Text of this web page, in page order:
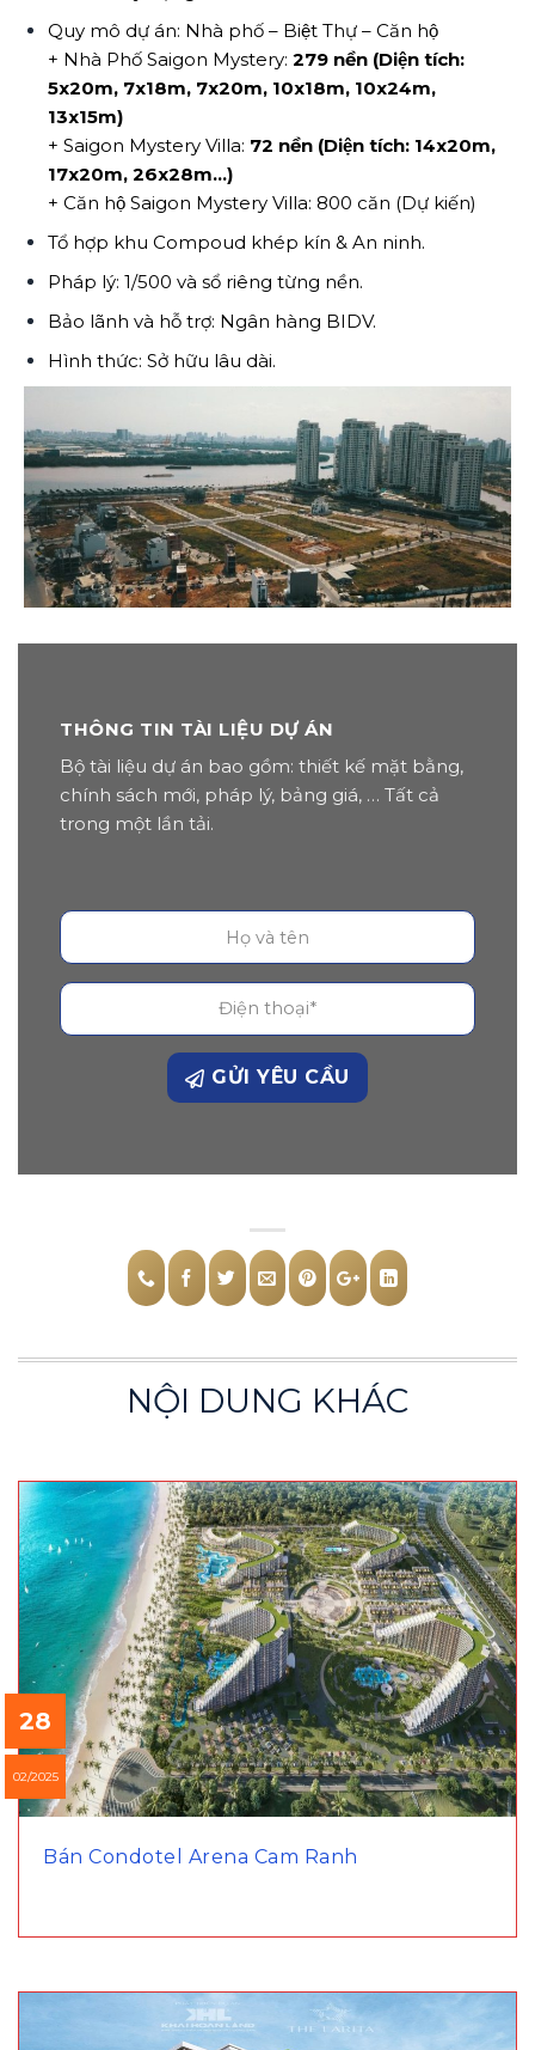
Quy mô dự án: Nhà phố – Biệt Thự – Căn hộ
+ Nhà Phố Saigon Mystery: 279 nền (Diện tích:
5x20m, 7x18m, 7x20m, 10x18m, 10x24m,
13x15m)
+ Saigon Mystery Villa: 72 nền (Diện tích: 14x20m,
17x20m, 26x28m…)
+ Căn hộ Saigon Mystery Villa: 800 căn (Dự kiến)
Tổ hợp khu Compoud khép kín & An ninh.
Pháp lý: 1/500 và sổ riêng từng nền.
Bảo lãnh và hỗ trợ: Ngân hàng BIDV.
Hình thức: Sở hữu lâu dài.
THÔNG TIN TÀI LIỆU DỰ ÁN
Bộ tài liệu dự án bao gồm: thiết kế mặt bằng,
chính sách mới, pháp lý, bảng giá, … Tất cả
trong một lần tải.
GỬI YÊU CẦU
NỘI DUNG KHÁC
28
02/2025
Bán Condotel Arena Cam Ranh